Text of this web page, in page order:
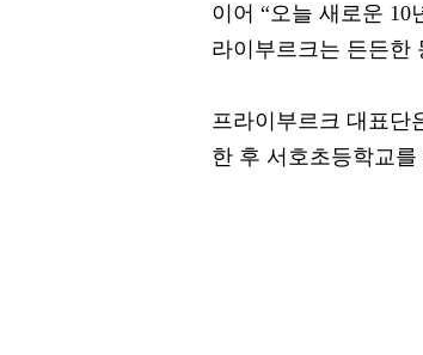
이어 “오늘 새로운 10
라이부르크는 든든한
프라이부르크 대표단
한 후 서호초등학교